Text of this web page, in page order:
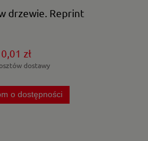
drzewie. Reprint
0,01 zł
dostawy
o dostępności